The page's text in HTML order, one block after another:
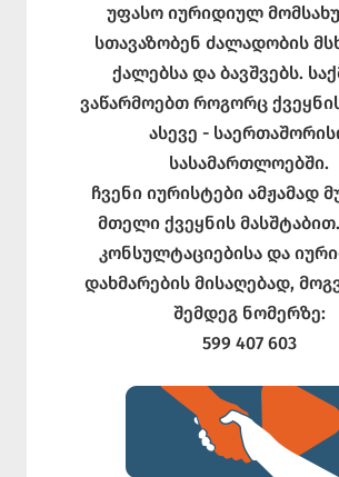
უფასო იურიდიულ
სთავაზობენ ძალადობის
ქალებსა და ბავშვებს.
ვაწარმოებთ როგორც
ასევე -
სასამართლოებში.
ჩვენი იურისტები ამჟამად
მთელი ქვეყნის
კონსულტაციებისა და
დახმარების მისაღებად,
შემდეგ ნომერზე:
599 407 603